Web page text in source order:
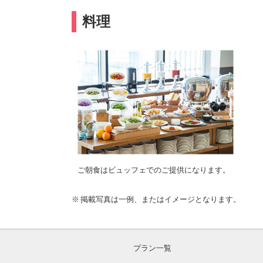
料理
ご朝食はビュッフェでのご提供になります。
掲載写真は一例、またはイメージとなります。
プラン一覧